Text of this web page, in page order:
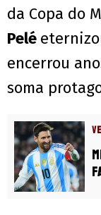
da Copa do
Pelé
encerrou
soma